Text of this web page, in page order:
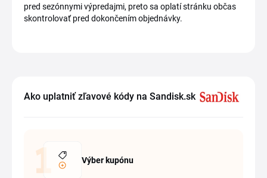
pred sezónnymi výpredajmi, preto sa oplatí stránku občas
skontrolovať pred dokončením objednávky.
Ako uplatniť zľavové kódy na Sandisk.sk
Výber kupónu